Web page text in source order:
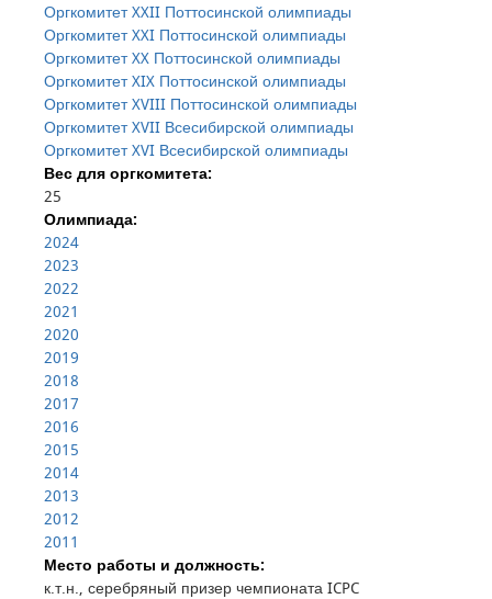
Оргкомитет XXII Поттосинской олимпиады
Оргкомитет XXI Поттосинской олимпиады
Оргкомитет XX Поттосинской олимпиады
Оргкомитет XIX Поттосинской олимпиады
Оргкомитет XVIII Поттосинской олимпиады
Оргкомитет XVII Всесибирской олимпиады
Оргкомитет XVI Всесибирской олимпиады
Вес для оргкомитета:
25
Олимпиада:
2024
2023
2022
2021
2020
2019
2018
2017
2016
2015
2014
2013
2012
2011
Место работы и должность:
к.т.н., серебряный призер чемпионата ICPC